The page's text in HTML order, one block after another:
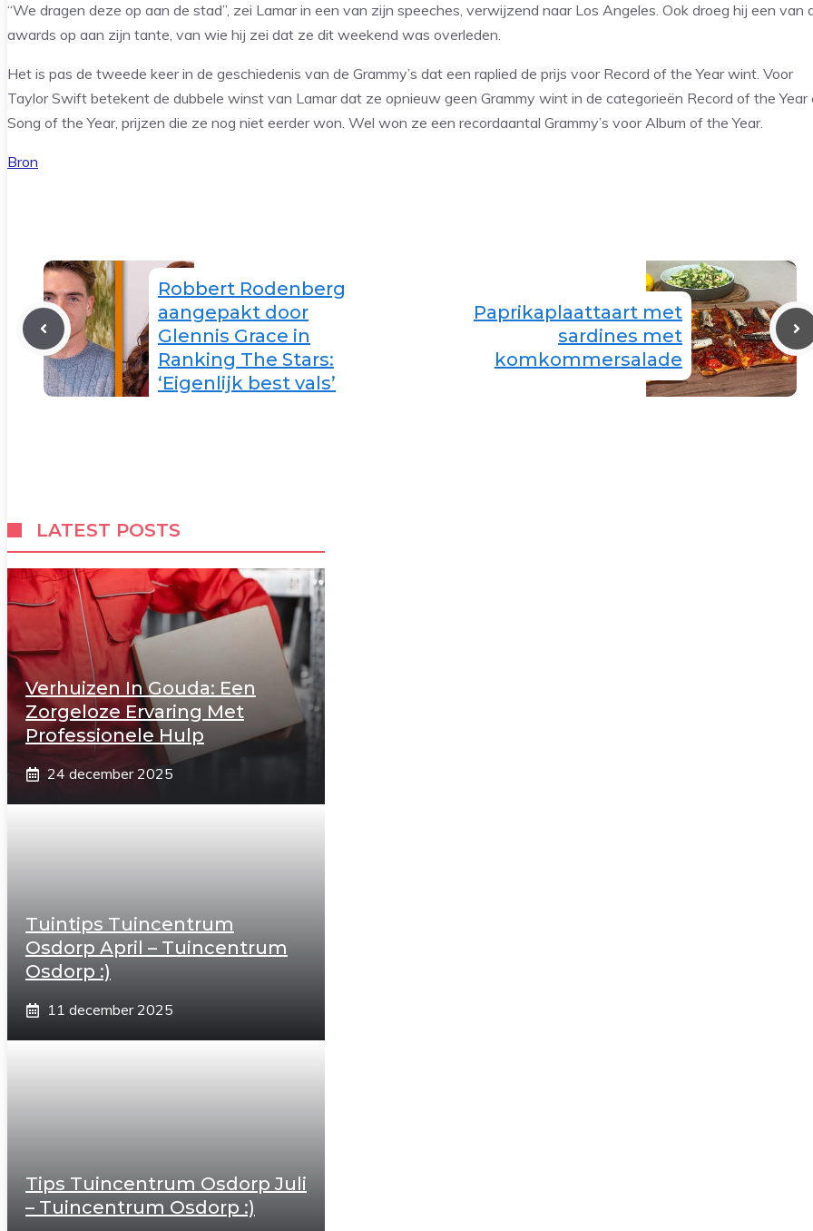
“We dragen deze op aan de stad”, zei Lamar in een van zijn speeches, verwijzend naar Los Angeles. Ook droeg hij een van
awards op aan zijn tante, van wie hij zei dat ze dit weekend was overleden.
Het is pas de tweede keer in de geschiedenis van de Grammy’s dat een raplied de prijs voor Record of the Year wint. Voor
Taylor Swift betekent de dubbele winst van Lamar dat ze opnieuw geen Grammy wint in de categorieën Record of the Year
Song of the Year, prijzen die ze nog niet eerder won. Wel won ze een recordaantal Grammy’s voor Album of the Year.
Bron
Robbert Rodenberg
aangepakt door
Glennis Grace in
Ranking The Stars:
‘Eigenlijk best vals’
Paprikaplaattaart met
sardines met
komkommersalade
LATEST POSTS
Verhuizen In Gouda: Een
Zorgeloze Ervaring Met
Professionele Hulp
24 december 2025
Tuintips Tuincentrum
Osdorp April – Tuincentrum
Osdorp :)
11 december 2025
Tips Tuincentrum Osdorp Juli
– Tuincentrum Osdorp :)